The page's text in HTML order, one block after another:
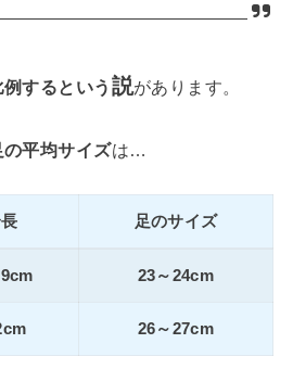
するという 説があります。
平均サイズは…
足のサイズ
23～24cm
26～27cm